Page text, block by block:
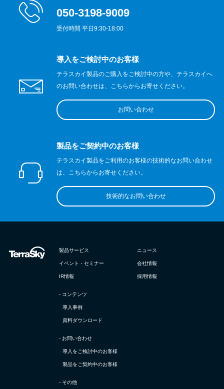
050-3198-9009
受付時間 平日9:30-18:00
導入をご検討中のお客様
テラスカイ製品のご購入をご検討中の方や、テラスカイへ
のお問い合わせは、こちらからお寄せください。
お問い合わせ
製品をご契約中のお客様
テラスカイ製品をご利用のお客様の技術的なお問い合わせ
は、こちらからお寄せください。
技術的なお問い合わせ
製品サービス ニュース
イベント・セミナー 会社情報
IR情報 採用情報
- コンテンツ
導入事例
資料ダウンロード
- お問い合わせ
導入をご検討中のお客様
製品をご契約中のお客様
- その他